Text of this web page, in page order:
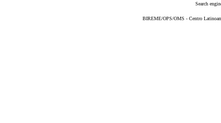
Search
BIREME/OPS/OMS - Centro